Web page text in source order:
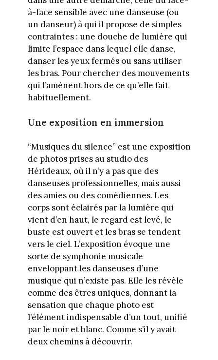
à-face sensible avec une danseuse (ou
un danseur) à qui il propose de simples
contraintes : une douche de lumière qui
limite l’espace dans lequel elle danse,
danser les yeux fermés ou sans utiliser
les bras. Pour chercher des mouvements
qui l’amènent hors de ce qu’elle fait
habituellement.
Une exposition en immersion
“Musiques du silence” est une exposition
de photos prises au studio des
Hérideaux, où il n’y a pas que des
danseuses professionnelles, mais aussi
des amies ou des comédiennes. Les
corps sont éclairés par la lumière qui
vient d’en haut, le regard est levé, le
buste est ouvert et les bras se tendent
vers le ciel. L’exposition évoque une
sorte de symphonie musicale
enveloppant les danseuses d’une
musique qui n’existe pas. Elle les révèle
comme des êtres uniques, donnant la
sensation que chaque photo est
l’élément indispensable d’un tout, unifié
par le noir et blanc. Comme s’il y avait
deux chemins à découvrir.